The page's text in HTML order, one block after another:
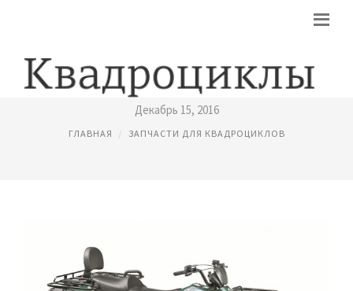
ЗАПЧАСТИ КВАДРОЦИКЛ СТЕЛС
Декабрь 15, 2016
ГЛАВНАЯ ЗАПЧАСТИ ДЛЯ КВАДРОЦИКЛОВ